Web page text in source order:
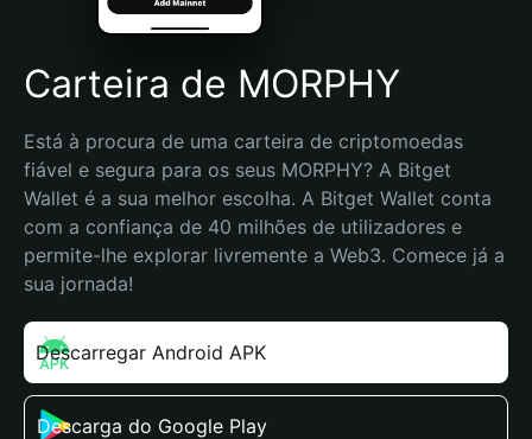
Español (Argentina)
Carteira de MORPHY
Está à procura de uma carteira de criptomoedas
fiável e segura para os seus MORPHY? A Bitget
Wallet é a sua melhor escolha. A Bitget Wallet conta
com a confiança de 40 milhões de utilizadores e
permite-lhe explorar livremente a Web3. Comece já a
sua jornada!
Descarregar Android APK
Descarga do Google Play